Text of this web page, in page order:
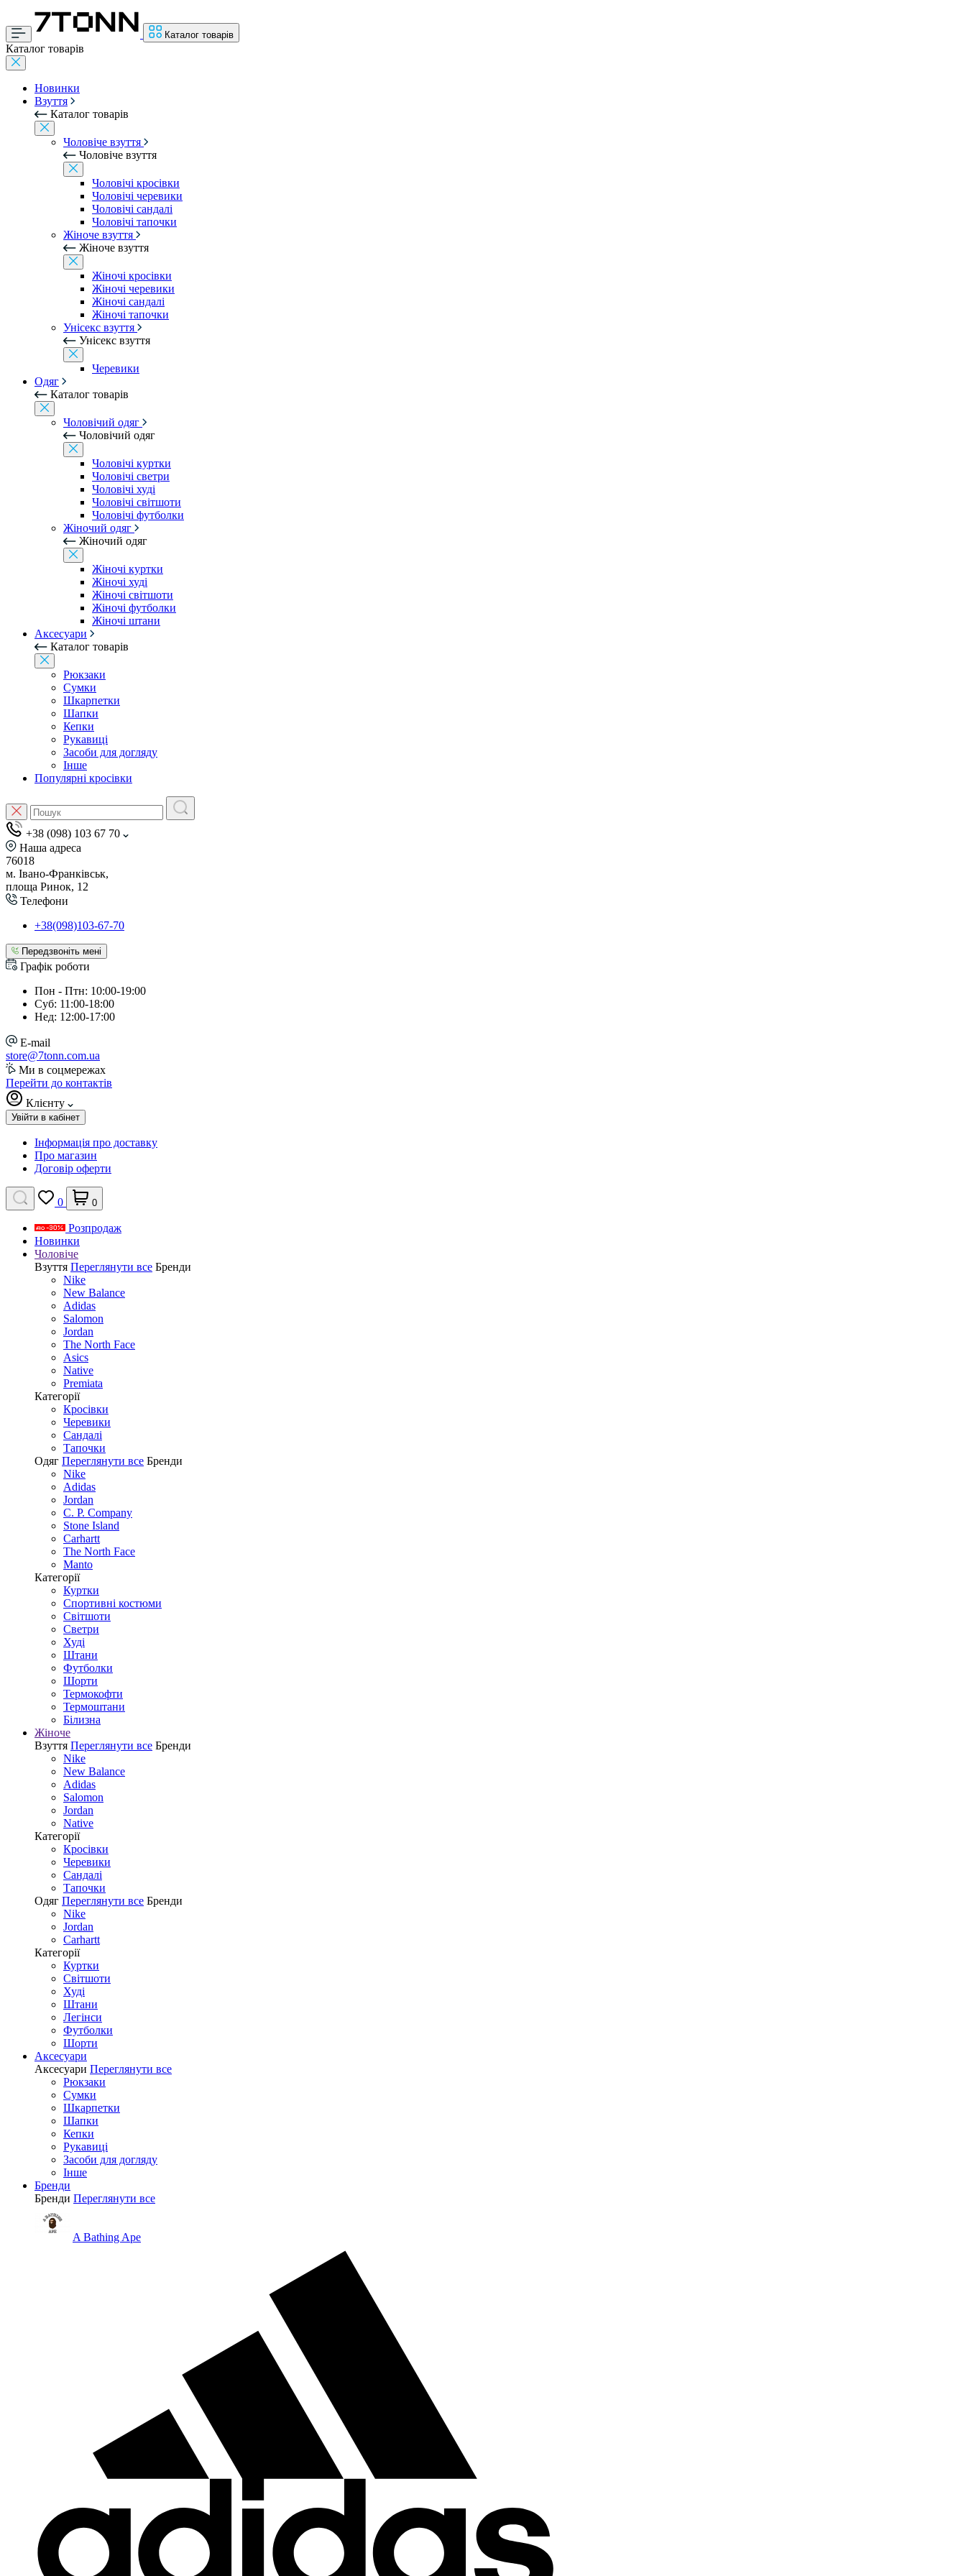
Каталог товарів
Каталог товарів
Новинки
Взуття
Каталог товарів
Чоловіче взуття
Чоловіче взуття
Чоловічі кросівки
Чоловічі черевики
Чоловічі сандалі
Чоловічі тапочки
Жіноче взуття
Жіноче взуття
Жіночі кросівки
Жіночі черевики
Жіночі сандалі
Жіночі тапочки
Унісекс взуття
Унісекс взуття
Черевики
Одяг
Каталог товарів
Чоловічий одяг
Чоловічий одяг
Чоловічі куртки
Чоловічі светри
Чоловічі худі
Чоловічі світшоти
Чоловічі футболки
Жіночий одяг
Жіночий одяг
Жіночі куртки
Жіночі худі
Жіночі світшоти
Жіночі футболки
Жіночі штани
Аксесуари
Каталог товарів
Рюкзаки
Сумки
Шкарпетки
Шапки
Кепки
Рукавиці
Засоби для догляду
Інше
Популярні кросівки
+38 (098) 103 67 70
Наша адреса
76018
м. Івано-Франківськ,
площа Ринок, 12
Телефони
+38(098)103-67-70
Передзвоніть мені
Графік роботи
Пон - Птн: 10:00-19:00
Суб: 11:00-18:00
Нед: 12:00-17:00
E-mail
store@7tonn.com.ua
Ми в соцмережах
Перейти до контактів
Клієнту
Увійти в кабінет
Інформація про доставку
Про магазин
Договір оферти
0 0
Розпродаж
Новинки
Чоловіче
Взуття Переглянути все Бренди
Nike
New Balance
Adidas
Salomon
Jordan
The North Face
Asics
Native
Premiata
Категорії
Кросівки
Черевики
Сандалі
Tапочки
Одяг Переглянути все Бренди
Nike
Adidas
Jordan
C. P. Company
Stone Island
Carhartt
The North Face
Manto
Категорії
Куртки
Спортивні костюми
Світшоти
Светри
Худі
Штани
Футболки
Шорти
Термокофти
Термоштани
Білизна
Жіноче
Взуття Переглянути все Бренди
Nike
New Balance
Adidas
Salomon
Jordan
Native
Категорії
Кросівки
Черевики
Сандалі
Tапочки
Одяг Переглянути все Бренди
Nike
Jordan
Carhartt
Категорії
Куртки
Світшоти
Худі
Штани
Легінси
Футболки
Шорти
Аксесуари
Аксесуари Переглянути все
Рюкзаки
Сумки
Шкарпетки
Шапки
Кепки
Рукавиці
Засоби для догляду
Інше
Бренди
Бренди Переглянути все
A Bathing Ape